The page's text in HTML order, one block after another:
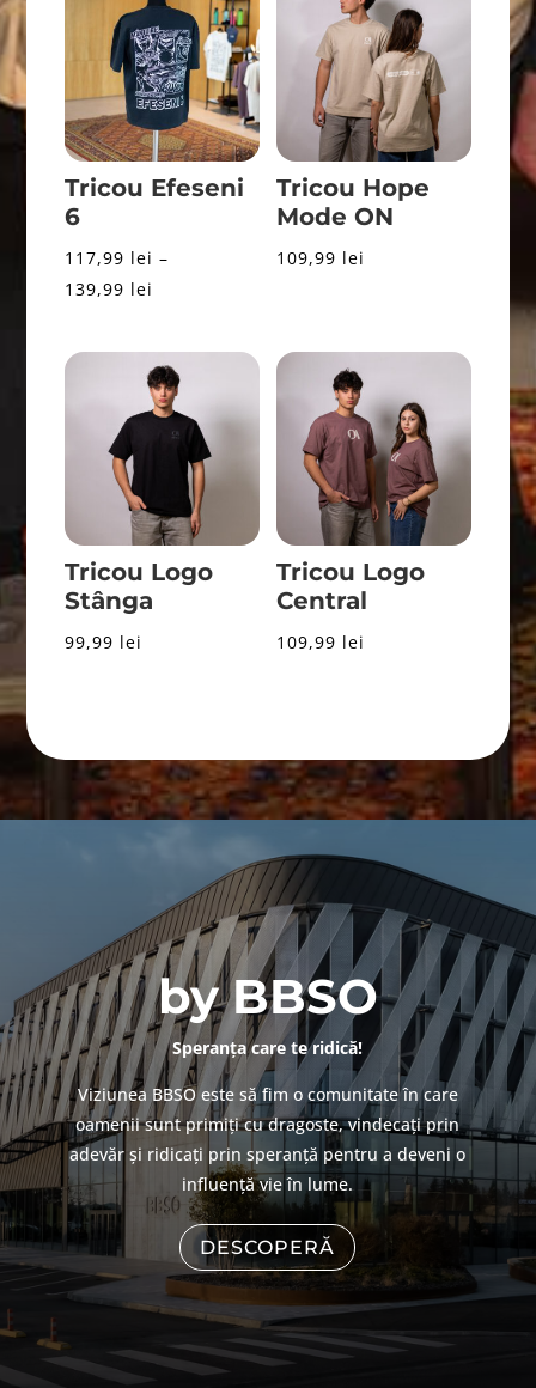
Tricou Efeseni
6
117,99 lei –
139,99 lei
prețuri:
117,99 lei
până
139,99 lei
Tricou Hope
Mode ON
109,99 lei
Tricou Logo
Stânga
99,99 lei
Tricou Logo
Central
109,99 lei
by BBSO
Speranța care te ridică!
Viziunea BBSO este să fim o comunitate în care
oamenii sunt primiți cu dragoste, vindecați prin
adevăr și ridicați prin speranță pentru a deveni o
influență vie în lume.
DESCOPERĂ